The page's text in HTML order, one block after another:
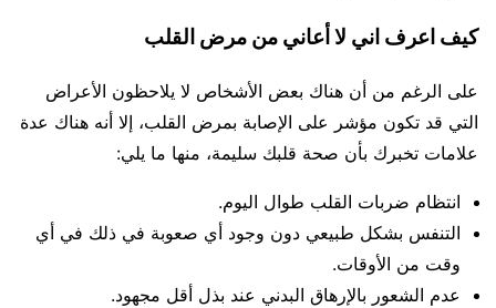
كيف اعرف اني لا أعاني من مرض القلب
على الرغم من أن هناك بعض الأشخاص لا يلاحظون الأعراض
التي قد تكون مؤشر على الإصابة بمرض القلب، إلا أنه هناك عدة
علامات تخبرك بأن صحة قلبك سليمة، منها ما يلي:
انتظام ضربات القلب طوال اليوم.
التنفس بشكل طبيعي دون وجود أي صعوبة في ذلك في أي
وقت من الأوقات.
عدم الشعور بالإرهاق البدني عند بذل أقل مجهود.